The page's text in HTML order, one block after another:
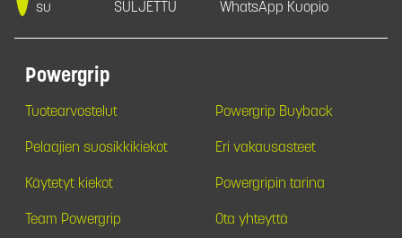
su
SULJETTU
WhatsApp Kuopio
Powergrip
Tuotearvostelut Powergrip Buyback
Pelaajien suosikkikiekot Eri vakausasteet
Käytetyt kiekot Powergripin tarina
Team Powergrip Ota yhteyttä